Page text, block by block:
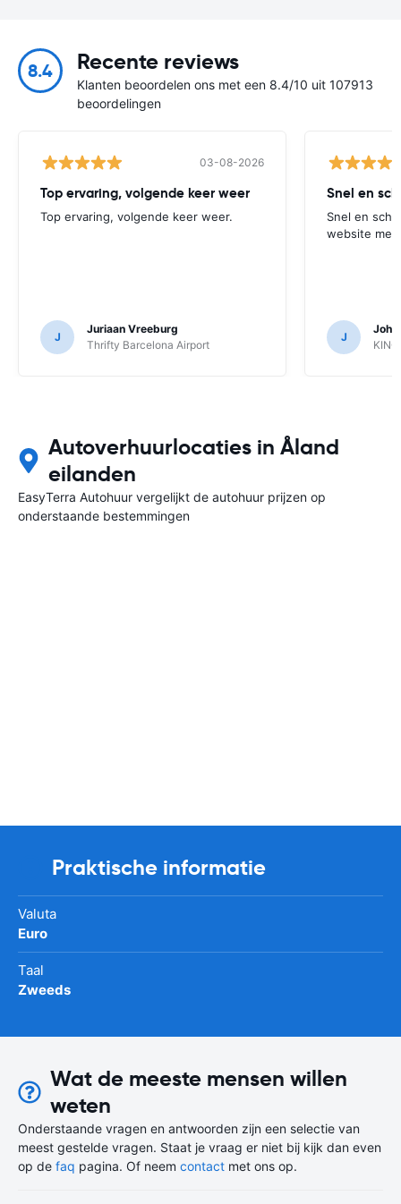
8.4 Recente reviews
Klanten beoordelen ons met een 8.4/10 uit 107913
beoordelingen
03-08-2026
Top ervaring, volgende keer weer
Top ervaring, volgende keer weer.
J
Juriaan Vreeburg
Thrifty Barcelona Airport
Snel en
Snel en
website met
J
Autoverhuurlocaties in Åland
eilanden
EasyTerra Autohuur vergelijkt de autohuur prijzen op
onderstaande bestemmingen
Praktische informatie
Valuta
Euro
Taal
Zweeds
Wat de meeste mensen willen
weten
Onderstaande vragen en antwoorden zijn een selectie van
meest gestelde vragen. Staat je vraag er niet bij kijk dan even
op de faq pagina. Of neem contact met ons op.